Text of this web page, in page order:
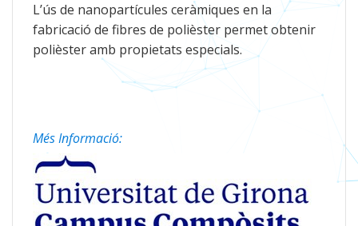
L’ús de nanopartícules ceràmiques en la
fabricació de fibres de polièster permet obtenir
polièster amb propietats especials.
Més Informació: